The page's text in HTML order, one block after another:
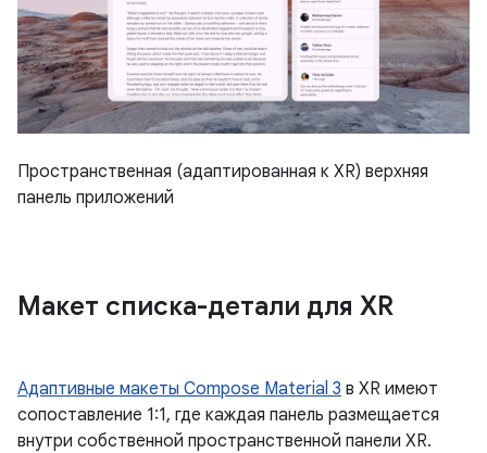
Пространственная (адаптированная к XR) верхняя
панель приложений
Макет списка-детали для XR
Адаптивные макеты Compose Material 3 в XR имеют
сопоставление 1:1, где каждая панель размещается
внутри собственной пространственной панели XR.